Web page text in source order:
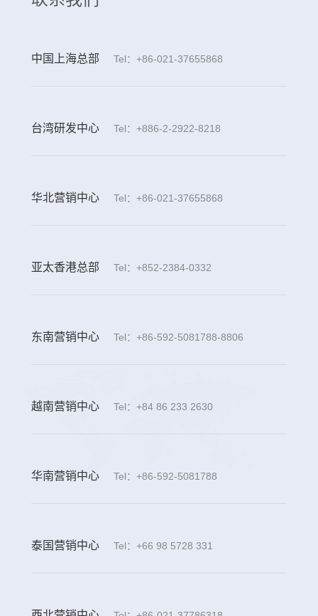
中国上海总部 Tel：+86-021-37655868
台湾研发中心 Tel：+886-2-2922-8218
华北营销中心 Tel：+86-021-37655868
亚太香港总部 Tel：+852-2384-0332
东南营销中心 Tel：+86-592-5081788-8806
越南营销中心 Tel：+84 86 233 2630
华南营销中心 Tel：+86-592-5081788
泰国营销中心 Tel：+66 98 5728 331